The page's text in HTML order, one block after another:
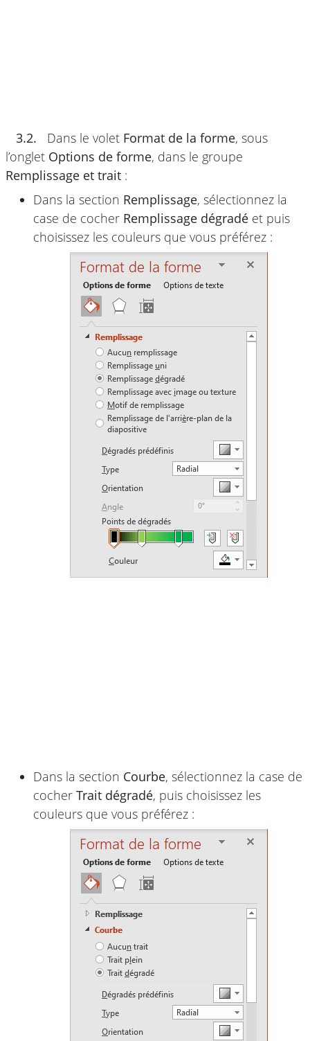
3.2. Dans le volet Format de la forme, sous
l’onglet Options de forme, dans le groupe
Remplissage et trait :
Dans la section Remplissage, sélectionnez la
case de cocher Remplissage dégradé et puis
choisissez les couleurs que vous préférez :
Dans la section Courbe, sélectionnez la case de
cocher Trait dégradé, puis choisissez les
couleurs que vous préférez :